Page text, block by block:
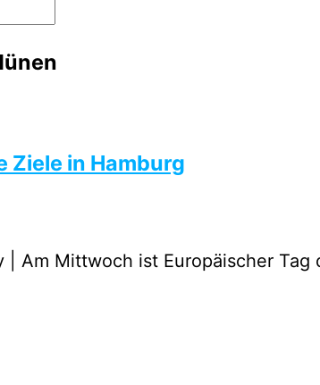
Ziele in Hamburg
Am Mittwoch ist Europäischer